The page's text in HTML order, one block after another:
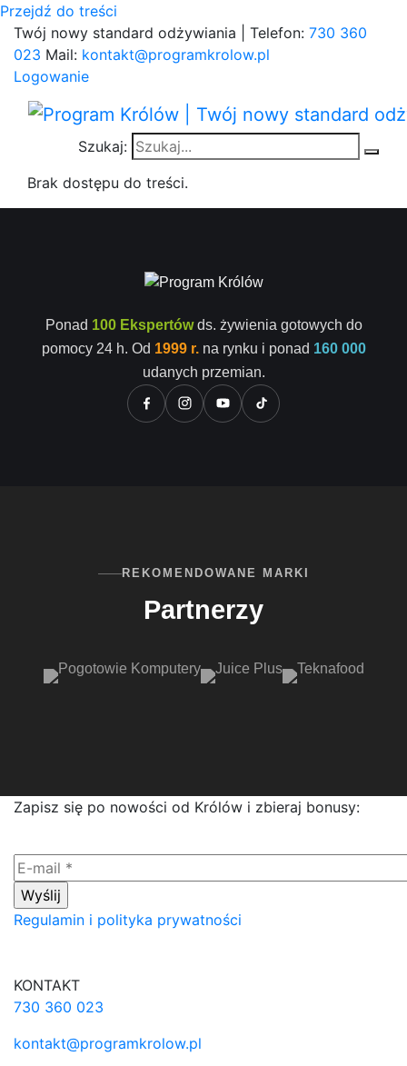
Przejdź do treści
Twój nowy standard odżywiania | Telefon: 730 360
023 Mail: kontakt@programkrolow.pl
Logowanie
Szukaj:
Brak dostępu do treści.
Ponad 100 Ekspertówds. żywienia gotowych do
pomocy 24 h. Od 1999 r.na rynku i ponad 160 000
udanych przemian.
REKOMENDOWANE MARKI
Partnerzy
Zapisz się po nowości od Królów i zbieraj bonusy:
Regulamin i polityka prywatności
KONTAKT
730 360 023
kontakt@programkrolow.pl